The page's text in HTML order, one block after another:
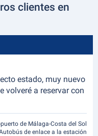
clientes en
estado, muy nuevo
volveré a reservar con
de Málaga-Costa del Sol
de enlace a la estación